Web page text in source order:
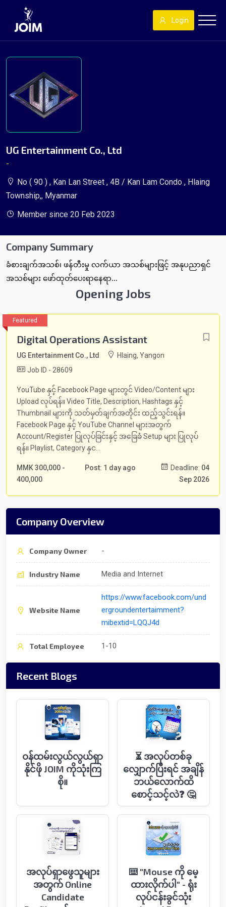
Login
UG Entertainment Co., Ltd
-
No ( 90 ) , Kan Lan Street , 4B / Kan Lam Condo , Hlaing
Township,, Myanmar
Member since 20 Feb 2023
Company Summary
ခံစားချက်အသစ်၊ ဖန်တီးမှု လက်ယာ အသစ်များဖြင့် အနုပညာရှင်
အသစ်များ ဖော်ထုတ်ပေးရာနေရာ...
Opening Jobs
Digital Operations Assistant
UG Entertainment Co., Ltd
Hlaing, Yangon
Job ID - 28609
YouTube နှင့် Facebook Page များတွင် Video/Content များ
Upload လုပ်ရန်။ Video Title, Description, Hashtags နှင့်
Thumbnail များကို သတ်မှတ်ချက်အတိုင်း ထည့်သွင်းရန်။
Facebook Page နှင့် YouTube Channel များအတွက်
Account/Register ပြုလုပ်ခြင်းနှင့် အခြေခံ Setup များ ပြုလုပ်
ရန်။ Playlist, Category နှင...
MMK 300,000 -
400,000
Post: 1 day ago Deadline: 04
Sep 2026
Company Overview
Company Owner -
Industry Name Media and Internet
Website Name
https://www.facebook.com/und
ergroundentertaimment?
mibextid=LQQJ4d
Total Employee 1-10
Recent Blogs
ဝန်ထမ်းလွယ်လွယ်ရှာ
နိုင်ဖို JOIM ကိုသုံးကြ
စို။
⏳ အလုပ်တစ်ခု
လျှောက်ပြီးရင် အချိန်
ဘယ်လောက်ထိ
စောင့်သင့်လဲ❓ 🤔
အလုပ်ရှာဖွေသူများ
အတွက် Online
Candidate
⌨️ "Mouse ကို မေ့
ထားလိုက်ပါ" - ရုံး
လုပ်ငန်းခွင်သုံး